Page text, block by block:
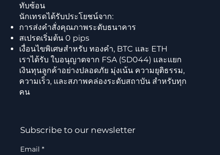
ทับซ้อน
นักเทรดได้รับประโยชน์จาก:
การส่งคำสั่งคุณภาพระดับธนาคาร
สเปรดเริ่มต้น 0 pips
เงื่อนไขพิเศษสำหรับ ทองคำ, BTC และ ETH
เราได้รับ ใบอนุญาตจาก FSA (SD044) และแยก
เงินทุนลูกค้าอย่างปลอดภัย มุ่งเน้น ความยุติธรรม,
ความเร็ว, และสภาพคล่องระดับสถาบัน สำหรับทุก
คน
Subscribe to our newsletter
Email *